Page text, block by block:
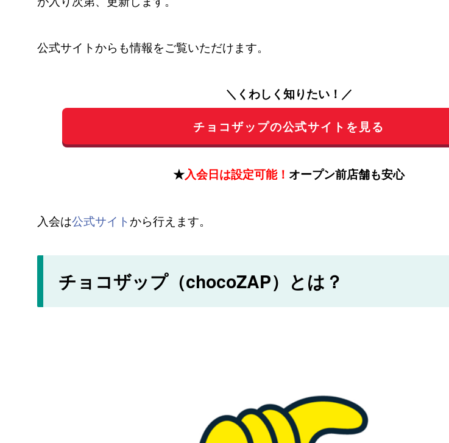
公式サイトからも情報をご覧いただけます。
＼くわしく知りたい！／
チョコザップの公式サイトを見る
★入会日は設定可能！ オープン前店舗も安心
入会は公式サイトから行えます。
チョコザップ（chocoZAP）とは？